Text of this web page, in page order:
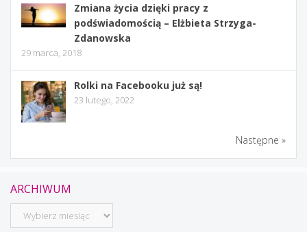
Zmiana życia dzięki pracy z
podświadomością – Elżbieta Strzyga-
Zdanowska
29 marca, 2018
Rolki na Facebooku już są!
23 lutego, 2022
Następne »
ARCHIWUM
Archiwum